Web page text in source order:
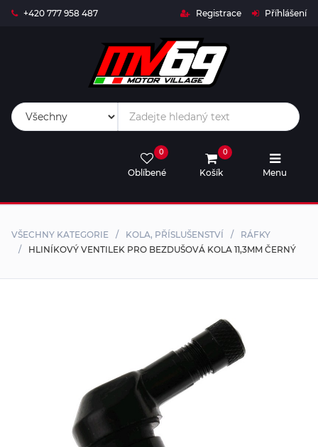
+420 777 958 487 Registrace Příhlášení
Oblíbené
0
Košík
0
Menu
SHOP
Rival
Trophy
VŠECHNY KATEGORIE KOLA, PŘÍSLUŠENSTVÍ
RÁFKY
HLINÍKOVÝ VENTILEK PRO BEZDUŠOVÁ KOLA 11,3MM ČERNÝ